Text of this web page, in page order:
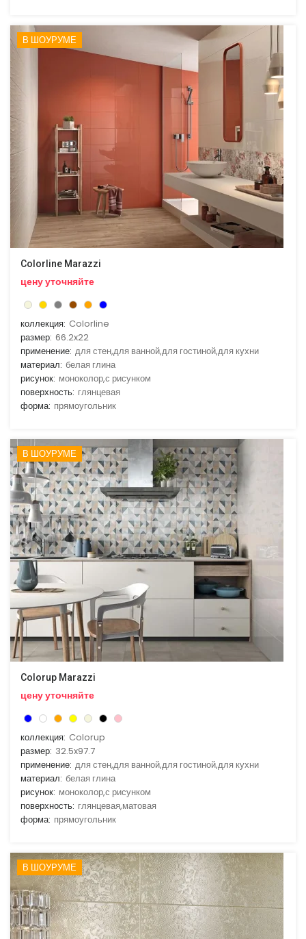
В ШОУРУМЕ
Colorline Marazzi
цену уточняйте
коллекция: Colorline
размер: 66.2x22
применение: для стен,для ванной,для гостиной,для кухни
материал: белая глина
рисунок: моноколор,с рисунком
поверхность: глянцевая
форма: прямоугольник
В ШОУРУМЕ
Colorup Marazzi
цену уточняйте
коллекция: Colorup
размер: 32.5x97.7
применение: для стен,для ванной,для гостиной,для кухни
материал: белая глина
рисунок: моноколор,с рисунком
поверхность: глянцевая,матовая
форма: прямоугольник
В ШОУРУМЕ